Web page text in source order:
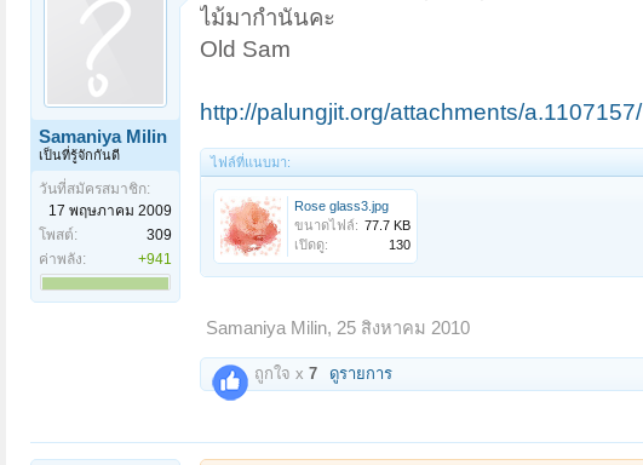
Samaniya Milin
เป็นที่รู้จักกันดี
วันที่สมัครสมาชิก:
17 พฤษภาคม 2009
โพสต์:
309
ค่าพลัง:
+941
ไม้มากำนันคะ
Old Sam
http://palungjit.org/attachments/a.1107157/
ไฟล์ที่แนบมา:
Rose glass3.jpg
ขนาดไฟล์: 77.7 KB
เปิดดู:
130
Samaniya Milin, 25 สิงหาคม 2010
ถูกใจ x 7 ดูรายการ